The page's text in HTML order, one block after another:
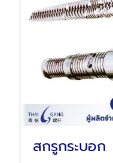
สกรูกระบอก